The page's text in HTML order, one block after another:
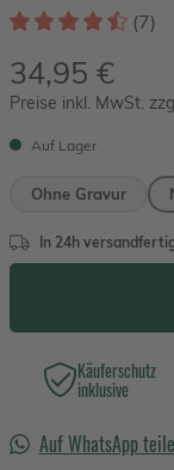
(7)
34,95 €
Preise inkl. MwSt.
Auf Lager
Ohne Gravur
In 24h
Käuferschutz
inklusive
Auf WhatsApp